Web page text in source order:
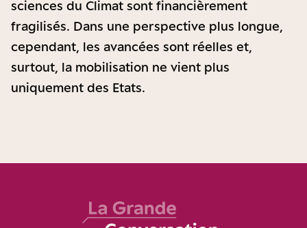
sciences du Climat sont financièrement
fragilisés. Dans une perspective plus longue,
cependant, les avancées sont réelles et,
surtout, la mobilisation ne vient plus
uniquement des Etats.